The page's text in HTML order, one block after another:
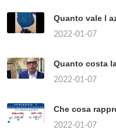
Quanto vale l
2022-01-07
Quanto costa
2022-01-07
Che cosa
2022-01-07